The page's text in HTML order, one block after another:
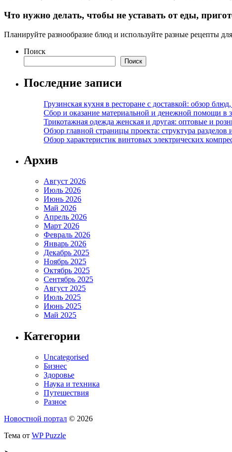
Что нужно делать, чтобы не уставать от еды,
Планируйте разнообразие блюд и используйте разные рецепты
Поиск
Поиск
Последние записи
Грузинская кухня в ресторане с доставкой: обзор
Сбор и оказание материальной и денежной помощи в
Трикотажная одежда женская и другая: оптовые и
Обзор главной страницы проекта: структура
Обзор характеристик винтовых электрических
Архив
Август 2026
Июль 2026
Июнь 2026
Май 2026
Апрель 2026
Март 2026
Февраль 2026
Январь 2026
Декабрь 2025
Ноябрь 2025
Октябрь 2025
Сентябрь 2025
Август 2025
Июль 2025
Июнь 2025
Май 2025
Категории
Uncategorised
Бизнес
Здоровье
Наука и техника
Путешествия
Разное
Новостной портал © 2026
Тема от WP Puzzle